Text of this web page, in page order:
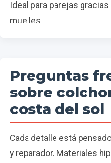
Ideal para parejas
muelles.
Preguntas
sobre
costa del sol
Cada detalle está
y reparador. Materiales